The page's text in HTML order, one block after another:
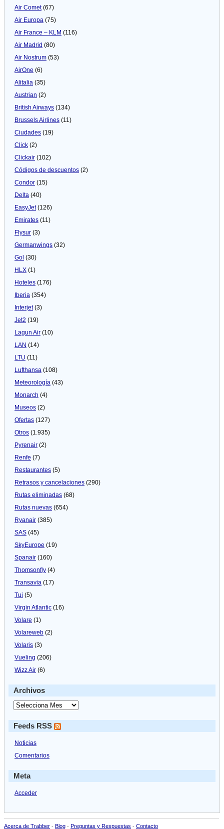
Air Comet(67)
Air Europa (75)
Air France – KLM (116)
Air Madrid (80)
Air Nostrum (53)
AirOne (6)
Alitalia (35)
Austrian (2)
British Airways (134)
Brussels Airlines (11)
Ciudades (19)
Click (2)
Clickair (102)
Códigos de descuentos (2)
Condor (15)
Delta (40)
EasyJet(126)
Emirates (11)
Flysur (3)
Germanwings (32)
Gol (30)
HLX (1)
Hoteles (176)
Iberia (354)
Interjet(3)
Jet2 (19)
Lagun Air (10)
LAN (14)
LTU (11)
Lufthansa (108)
Meteorologí­a (43)
Monarch (4)
Museos (2)
Ofertas (127)
Otros (1.935)
Pyrenair (2)
Renfe (7)
Restaurantes (5)
Retrasos y cancelaciones (290)
Rutas eliminadas (68)
Rutas nuevas (654)
Ryanair (385)
SAS (45)
SkyEurope (19)
Spanair (160)
Thomsonfly (4)
Transavia (17)
Tui (5)
Virgin Atlantic (16)
Volare (1)
Volareweb (2)
Volaris (3)
Vueling (206)
Wizz Air (6)
Archivos
Feeds RSS
Noticias
Comentarios
Meta
Acceder
Acerca de Trabber - Blog - Preguntas y Respuestas - Contacto